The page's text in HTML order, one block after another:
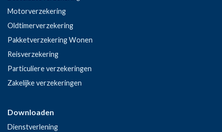
Motorverzekering
Oldtimerverzekering
Pakketverzekering Wonen
Reisverzekering
Particuliere verzekeringen
Zakelijke verzekeringen
Downloaden
Dienstverlening